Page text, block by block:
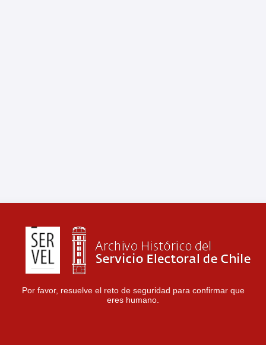
Por favor, resuelve el reto de seguridad para confirmar que
eres humano.